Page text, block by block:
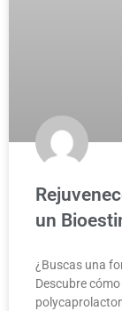
un
¿Buscas una
Descubre